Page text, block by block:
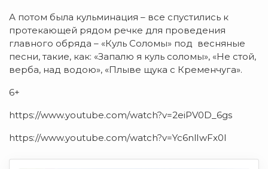
А потом была кульминация – все спустились к
протекающей рядом речке для проведения
главного обряда – «Куль Соломы» под весняные
песни, такие, как: «Запалю я куль соломы», «Не стой,
верба, над водою», «Плыве щука с Кременчуга».
6+
https://www.youtube.com/watch?v=2eiPV0D_6gs
https://www.youtube.com/watch?v=Yc6nlIwFx0I